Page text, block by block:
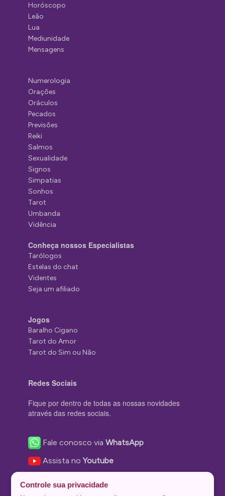
Horóscopo
Leão
Lua
Mediunidade
Mensagens
Numerologia
Orações
Oráculos
Pecados
Previsões
Reiki
Salmos
Sexualidade
Signos
Simpatias
Sonhos
Tarot
Umbanda
Vidência
Conheça nossos Especialistas
Tarólogos
Estelas do chat
Videntes
Seja um afiliado
Jogos
Baralho Cigano
Tarot do Amor
Tarot do Sim ou Não
Redes Sociais
Fique por dentro de todas as nossas novidades
através das redes sociais.
Fale conosco viaWhatsApp
Assista noYoutube
Controle sua privacidade